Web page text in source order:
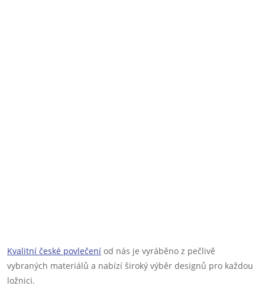
Kvalitní české povlečení od nás je vyráběno z pečlivě
vybraných materiálů a nabízí široký výběr designů pro každou
ložnici.